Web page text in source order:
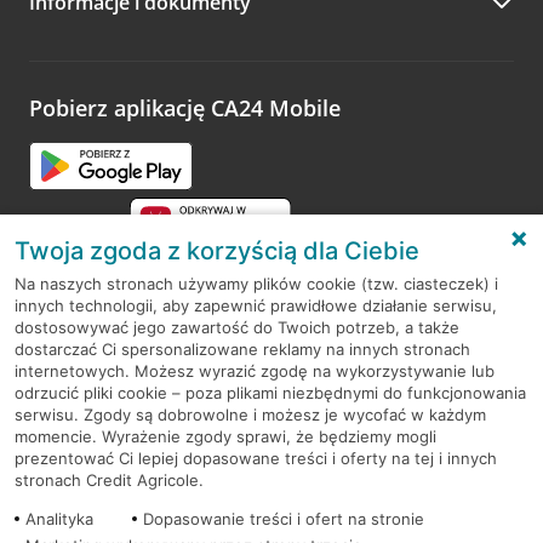
Zachęcamy do podzielenia się z nami opinią o wizycie.
opinie.
Pobierz aplikację CA24 Mobile
RODO
Regulamin serwisu
Mapa serwisu
PolitykaCookies
Twoja zgoda z korzyścią dla Ciebie
Na naszych stronach używamy plików cookie (tzw. ciasteczek) i
innych technologii, aby zapewnić prawidłowe działanie serwisu,
dostosowywać jego zawartość do Twoich potrzeb, a także
dostarczać Ci spersonalizowane reklamy na innych stronach
internetowych. Możesz wyrazić zgodę na wykorzystywanie lub
odrzucić pliki cookie – poza plikami niezbędnymi do funkcjonowania
serwisu. Zgody są dobrowolne i możesz je wycofać w każdym
momencie. Wyrażenie zgody sprawi, że będziemy mogli
prezentować Ci lepiej dopasowane treści i oferty na tej i innych
stronach Credit Agricole.
Analityka
Dopasowanie treści i ofert na stronie